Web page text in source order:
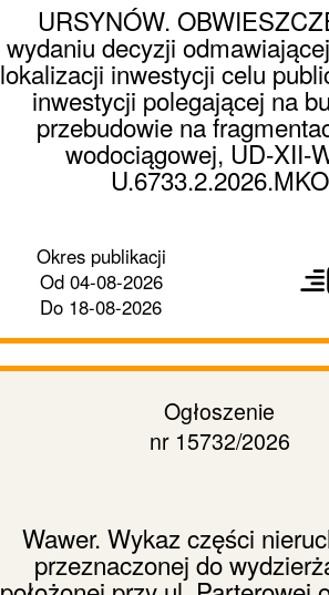
URSYNÓW.
wydaniu decyzji
lokalizacji inwestycji celu
inwestycji polegającej na
przebudowie na
wodociągowej, UD-XII-
U.6733.2.2026.MKO
Okres publikacji
Od04-08-2026
Do 18-08-2026
dalej
Ogłoszenie
nr 15732/2026
Wawer. Wykaz części
przeznaczonej do